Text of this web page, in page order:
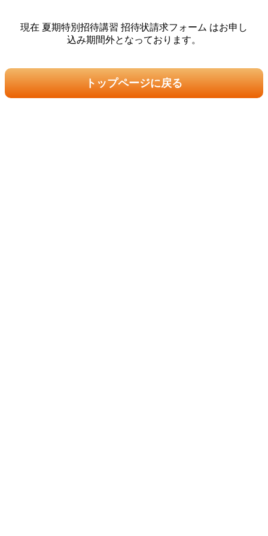
現在 夏期特別招待講習 招待状請求フォーム はお申し
込み期間外となっております。
トップページに戻る